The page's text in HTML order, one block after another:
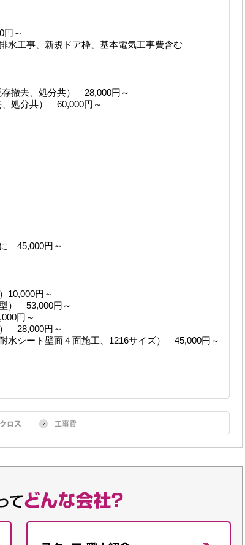
円～
水工事、新規ドア枠、基本電気工事費含む
存撤去、処分共） 28,000円～
、処分共） 60,000円～
45,000円～
10,000円～
） 53,000円～
円～
28,000円～
水シート壁面４面施工、1216サイズ） 45,000円～